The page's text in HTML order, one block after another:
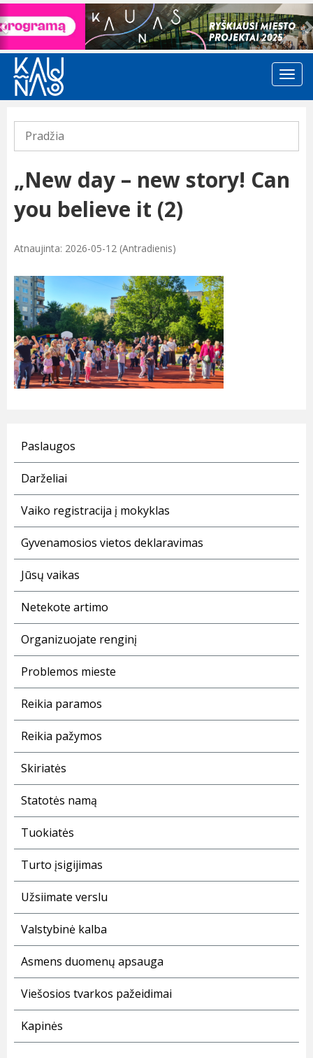
Previous
Pradžia
„New day – new story! Can
you believe it (2)
Atnaujinta: 2026-05-12 (Antradienis)
Paslaugos
Darželiai
Vaiko registracija į mokyklas
Gyvenamosios vietos deklaravimas
Jūsų vaikas
Netekote artimo
Organizuojate renginį
Problemos mieste
Reikia paramos
Reikia pažymos
Skiriatės
Statotės namą
Tuokiatės
Turto įsigijimas
Užsiimate verslu
Valstybinė kalba
Asmens duomenų apsauga
Viešosios tvarkos pažeidimai
Kapinės